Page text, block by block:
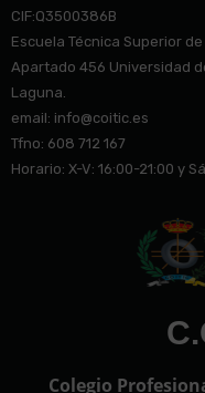
CIF:Q3500386B
Escuela Técnica Superior
Apartado 456 Universidad
Laguna.
email: info@coitic.es
Tfno: 608 712 167
Horario: X-V: 16:00-21:00 y
Colegio